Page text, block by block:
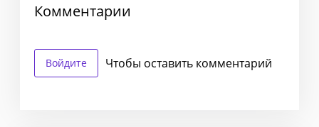
Комментарии
Войдите Чтобы оставить комментарий